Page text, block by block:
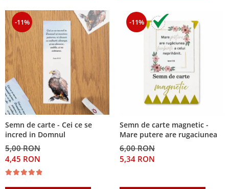
-11%
Semn de carte - Cei ce se
incred in Domnul
5,00 RON
4,45 RON
-11%
Semn de carte magnetic -
Mare putere are rugaciunea
6,00 RON
5,34 RON